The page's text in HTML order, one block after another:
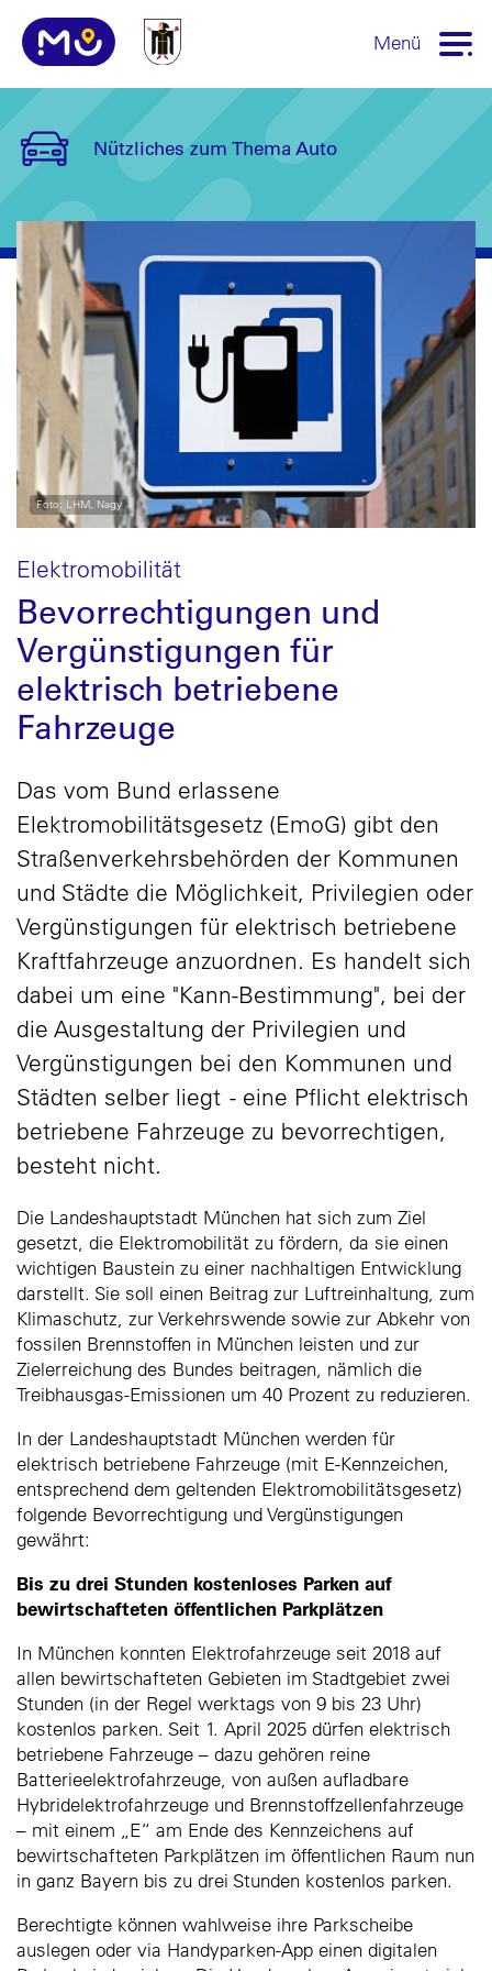
Menü
Nützliches zum Thema Auto
Elektromobilität
Bevorrechtigungen und
Vergünstigungen für
elektrisch betriebene
Fahrzeuge
Das vom Bund erlassene
Elektromobilitätsgesetz (EmoG) gibt den
Straßenverkehrsbehörden der Kommunen
und Städte die Möglichkeit, Privilegien oder
Vergünstigungen für elektrisch betriebene
Kraftfahrzeuge anzuordnen. Es handelt sich
dabei um eine "Kann-Bestimmung", bei der
die Ausgestaltung der Privilegien und
Vergünstigungen bei den Kommunen und
Städten selber liegt - eine Pflicht elektrisch
betriebene Fahrzeuge zu bevorrechtigen,
besteht nicht.
Foto: LHM, Nagy
Die Landeshauptstadt München hat sich zum Ziel
gesetzt, die Elektromobilität zu fördern, da sie einen
wichtigen Baustein zu einer nachhaltigen Entwicklung
darstellt. Sie soll einen Beitrag zur Luftreinhaltung, zum
Klimaschutz, zur Verkehrswende sowie zur Abkehr von
fossilen Brennstoffen in München leisten und zur
Zielerreichung des Bundes beitragen, nämlich die
Treibhausgas-Emissionen um 40 Prozent zu reduzieren.
In der Landeshauptstadt München werden für
elektrisch betriebene Fahrzeuge (mit E-Kennzeichen,
entsprechend dem geltenden Elektromobilitätsgesetz)
folgende Bevorrechtigung und Vergünstigungen
gewährt:
Bis zu drei Stunden kostenloses Parken auf
bewirtschafteten öffentlichen Parkplätzen
In München konnten Elektrofahrzeuge seit 2018 auf
allen bewirtschafteten Gebieten im Stadtgebiet zwei
Stunden (in der Regel werktags von 9 bis 23 Uhr)
kostenlos parken. Seit 1. April 2025 dürfen elektrisch
betriebene Fahrzeuge – dazu gehören reine
Batterieelektrofahrzeuge, von außen aufladbare
Hybridelektrofahrzeuge und Brennstoffzellenfahrzeuge
– mit einem „E“ am Ende des Kennzeichens auf
bewirtschafteten Parkplätzen im öffentlichen Raum nun
in ganz Bayern bis zu drei Stunden kostenlos parken.
Berechtigte können wahlweise ihre Parkscheibe
auslegen oder via Handyparken-App einen digitalen